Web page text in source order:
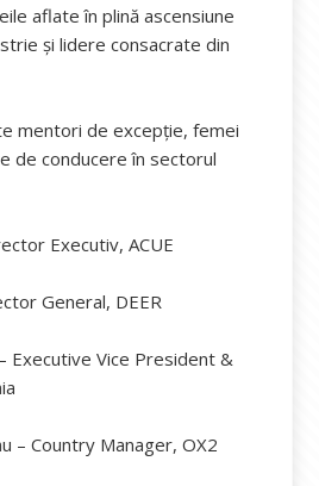
aflate în plină ascensiune
și lidere consacrate din
mentori de excepție, femei
de conducere în sectorul
Executiv, ACUE
General, DEER
Executive Vice President &
– Country Manager, OX2